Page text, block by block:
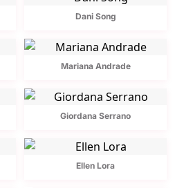
Dani Song
Mariana Andrade
Giordana Serrano
Ellen Lora